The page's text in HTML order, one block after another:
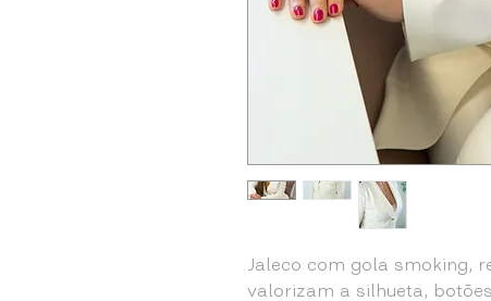
Jaleco com gola smoking,
valorizam a silhueta,